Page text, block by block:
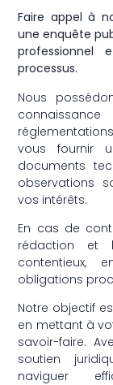
Faire appel à
une enquête
professionnel
processus.
Nous
vous fournir
documents
observations
vos intérêts.
En cas de
rédaction et
contentieux,
obligations
Notre objectif
en mettant à
savoir-faire.
soutien
naviguer